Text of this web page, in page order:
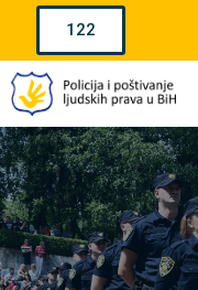
122
Naslovna
Policijske
Agencije
U
BiH
Policijska